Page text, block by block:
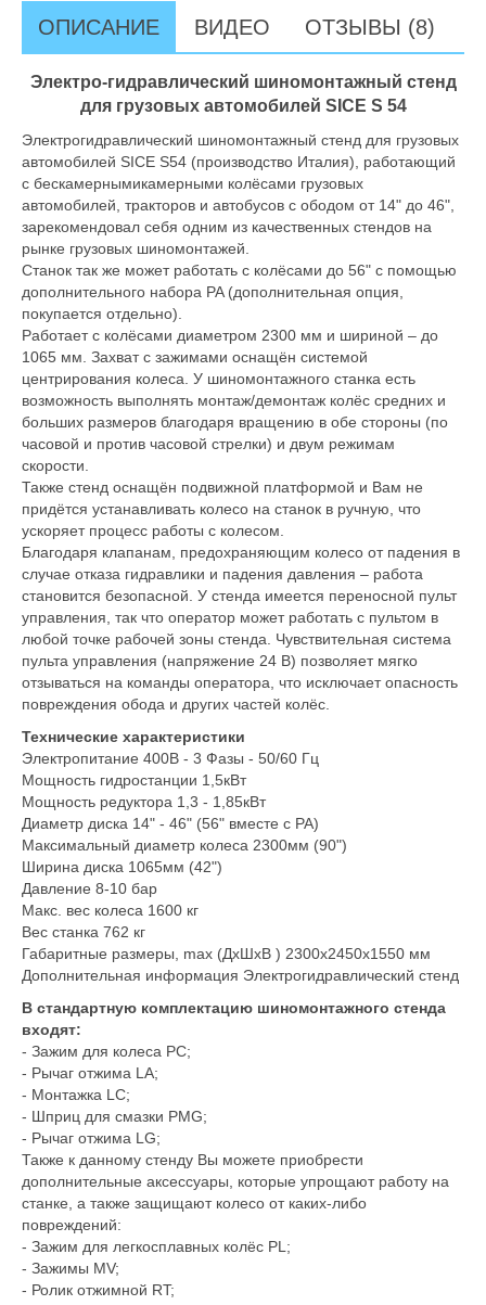
ОПИСАНИЕ ВИДЕО ОТЗЫВЫ (8)
Электро-гидравлический шиномонтажный стенд
для грузовых автомобилей SICE S 54
Электрогидравлический шиномонтажный стенд для грузовых
автомобилей SICE S54 (производство Италия), работающий
с бескамернымикамерными колёсами грузовых
автомобилей, тракторов и автобусов с ободом от 14" до 46",
зарекомендовал себя одним из качественных стендов на
рынке грузовых шиномонтажей.
Станок так же может работать с колёсами до 56" с помощью
дополнительного набора PA (дополнительная опция,
покупается отдельно).
Работает с колёсами диаметром 2300 мм и шириной – до
1065 мм. Захват с зажимами оснащён системой
центрирования колеса. У шиномонтажного станка есть
возможность выполнять монтаж/демонтаж колёс средних и
больших размеров благодаря вращению в обе стороны (по
часовой и против часовой стрелки) и двум режимам
скорости.
Также стенд оснащён подвижной платформой и Вам не
придётся устанавливать колесо на станок в ручную, что
ускоряет процесс работы с колесом.
Благодаря клапанам, предохраняющим колесо от падения в
случае отказа гидравлики и падения давления – работа
становится безопасной. У стенда имеется переносной пульт
управления, так что оператор может работать с пультом в
любой точке рабочей зоны стенда. Чувствительная система
пульта управления (напряжение 24 В) позволяет мягко
отзываться на команды оператора, что исключает опасность
повреждения обода и других частей колёс.
Технические характеристики
Электропитание 400В - 3 Фазы - 50/60 Гц
Мощность гидростанции 1,5кВт
Мощность редуктора 1,3 - 1,85кВт
Диаметр диска 14" - 46" (56" вместе с PA)
Максимальный диаметр колеса 2300мм (90")
Ширина диска 1065мм (42")
Давление 8-10 бар
Макс. вес колеса 1600 кг
Вес станка 762 кг
Габаритные размеры, max (ДхШхВ ) 2300х2450х1550 мм
Дополнительная информация Электрогидравлический стенд
В стандартную комплектацию шиномонтажного стенда
входят:
- Зажим для колеса PC;
- Рычаг отжима LA;
- Монтажка LC;
- Шприц для смазки PMG;
- Рычаг отжима LG;
Также к данному стенду Вы можете приобрести
дополнительные аксессуары, которые упрощают работу на
станке, а также защищают колесо от каких-либо
повреждений:
- Зажим для легкосплавных колёс PL;
- Зажимы MV;
- Ролик отжимной RT;